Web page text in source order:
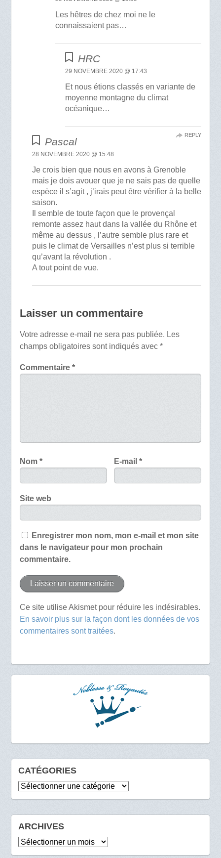
Les hêtres de chez moi ne le
connaissaient pas…
HRC
29 NOVEMBRE 2020 @ 17:43
Et nous étions classés en variante de
moyenne montagne du climat
océanique…
Pascal
28 NOVEMBRE 2020 @ 15:48
Je crois bien que nous en avons à Grenoble
mais je dois avouer que je ne sais pas de quelle
espèce il s’agit , j’irais peut être vérifier à la belle
saison.
Il semble de toute façon que le provençal
remonte assez haut dans la vallée du Rhône et
même au dessus , l’autre semble plus rare et
puis le climat de Versailles n’est plus si terrible
qu’avant la révolution .
A tout point de vue.
REPLY
Laisser un commentaire
Votre adresse e-mail ne sera pas publiée. Les
champs obligatoires sont indiqués avec *
Commentaire *
Nom * E-mail*
Site web
Enregistrer mon nom, mon e-mail et mon site
dans le navigateur pour mon prochain
commentaire.
Ce site utilise Akismet pour réduire les indésirables.
En savoir plus sur la façon dont les données de vos
commentaires sont traitées.
CATÉGORIES
Catégories
ARCHIVES
Archives